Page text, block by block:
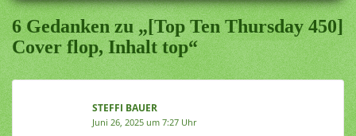
6 Gedanken zu „[Top Ten Thursday 450]
Cover flop, Inhalt top“
STEFFI BAUER
Juni 26, 2025 um 7:27 Uhr